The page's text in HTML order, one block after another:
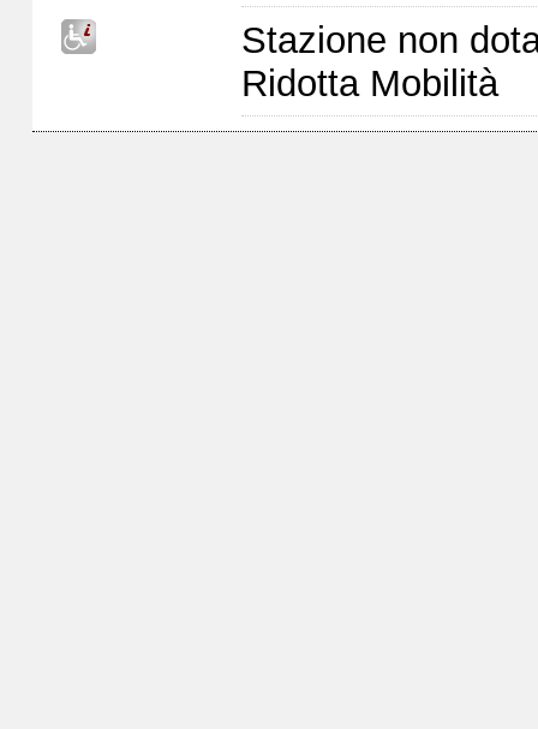
Stazione non
Ridotta Mobilità